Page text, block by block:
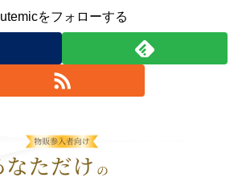
lutemicをフォローする